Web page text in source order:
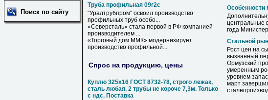
Поиск по сайту
Труба профильная 09г2с
"Уралтрубпром" освоил производство
профильных труб особо...
«Северсталь» стала первой в РФ компанией-
производителем ...
«Торговый дом ММК» модернизирует
производство профильной...
Спрос на продукцию, цены
Куплю 325х16 ГОСТ 8732-78, строго лежак,
сталь любая, 2 трубы не короче 7,3м. Только
с ндс. Поставка
Особенности
центральные
года
Стальной
Рост цен на
вызванный
Ормузский
умеренным
уровнем
март